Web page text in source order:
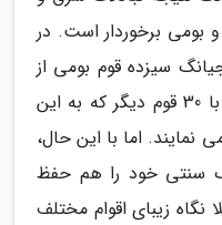
بومی برخوردار است. در
سیزده قوم بومی از
جمله اوریغور، هان و قزاق همراه با 30 قوم دیگر که به این
نمایند. اما با این حال،
سنتی خود را هم حفظ
نگاه زیبای اقوام مختلف